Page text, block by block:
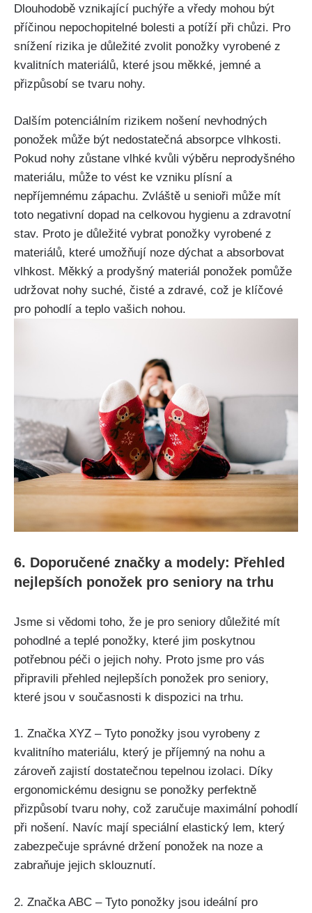
Dlouhodobě vznikající puchýře a vředy mohou být
příčinou nepochopitelné bolesti a potíží při chůzi. Pro
snížení rizika je důležité zvolit ponožky vyrobené z
kvalitních materiálů, které jsou měkké, jemné a
přizpůsobí se tvaru nohy.
Dalším potenciálním rizikem nošení nevhodných
ponožek může být nedostatečná absorpce vlhkosti.
Pokud nohy zůstane vlhké kvůli výběru neprodyšného
materiálu, může to vést ke vzniku plísní a
nepříjemnému zápachu. Zvláště u senioři může mít
toto negativní dopad na celkovou hygienu a zdravotní
stav. Proto je důležité vybrat ponožky vyrobené z
materiálů, které umožňují noze dýchat a absorbovat
vlhkost. Měkký a prodyšný materiál ponožek pomůže
udržovat nohy suché, čisté a zdravé, což je klíčové
pro pohodlí a teplo vašich nohou.
6. Doporučené značky a modely: Přehled
nejlepších ponožek pro seniory na trhu
Jsme si vědomi toho, že je pro seniory důležité mít
pohodlné a teplé ponožky, které jim poskytnou
potřebnou péči o jejich nohy. Proto jsme pro vás
připravili přehled nejlepších ponožek pro seniory,
které jsou v současnosti k dispozici na trhu.
1. Značka XYZ – Tyto ponožky jsou vyrobeny z
kvalitního materiálu, který je příjemný na nohu a
zároveň zajistí dostatečnou tepelnou izolaci. Díky
ergonomickému designu se ponožky perfektně
přizpůsobí tvaru nohy, což zaručuje maximální pohodlí
při nošení. Navíc mají speciální elastický lem, který
zabezpečuje správné držení ponožek na noze a
zabraňuje jejich sklouznutí.
2. Značka ABC – Tyto ponožky jsou ideální pro